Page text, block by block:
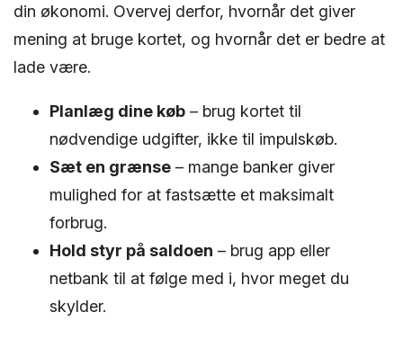
din økonomi. Overvej derfor, hvornår det giver
mening at bruge kortet, og hvornår det er bedre at
lade være.
Planlæg dine køb – brug kortet til
nødvendige udgifter, ikke til impulskøb.
Sæt en grænse – mange banker giver
mulighed for at fastsætte et maksimalt
forbrug.
Hold styr på saldoen – brug app eller
netbank til at følge med i, hvor meget du
skylder.